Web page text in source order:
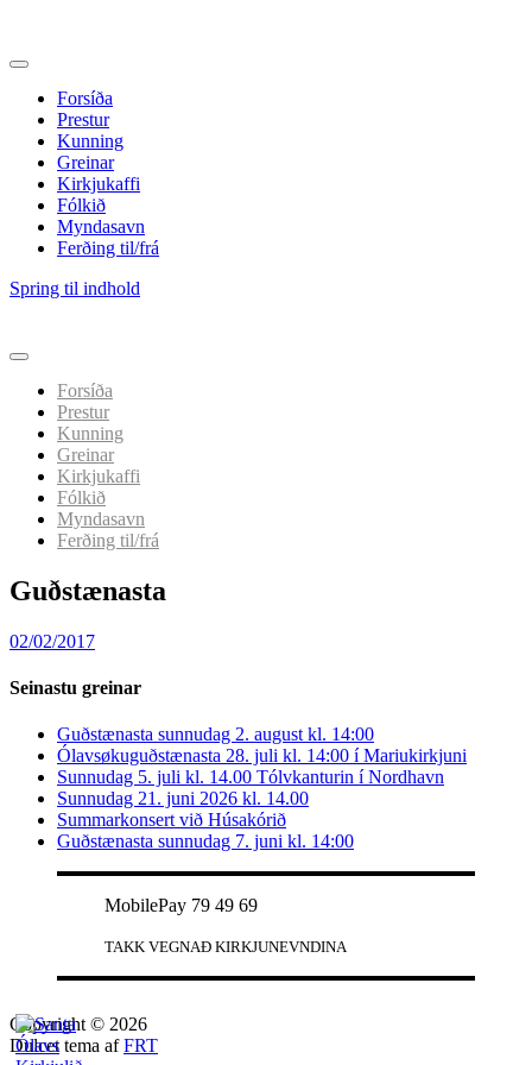
Forsíða
Prestur
Kunning
Greinar
Kirkjukaffi
Fólkið
Myndasavn
Ferðing til/frá
Spring til indhold
Forsíða
Prestur
Kunning
Greinar
Kirkjukaffi
Fólkið
Myndasavn
Ferðing til/frá
Guðstænasta
02/02/2017
Seinastu greinar
Guðstænasta sunnudag 2. august kl. 14:00
Ólavsøkuguðstænasta 28. juli kl. 14:00 í Mariukirkjuni
Sunnudag 5. juli kl. 14.00 Tólvkanturin í Nordhavn
Sunnudag 21. juni 2026 kl. 14.00
Summarkonsert við Húsakórið
Guðstænasta sunnudag 7. juni kl. 14:00
MobilePay 79 49 69
TAKK VEGNAÐ KIRKJUNEVNDINA
Copyright © 2026
Dulcet tema afFRT